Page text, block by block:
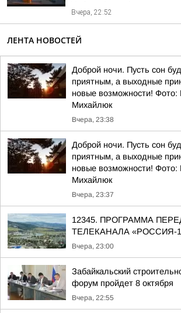
Вчера, 22:52
ЛЕНТА НОВОСТЕЙ
Доброй ночи. Пусть сон
приятным, а выходные
новые возможности! Фото:
Михайлюк
Вчера, 23:38
Доброй ночи. Пусть сон
приятным, а выходные
новые возможности! Фото:
Михайлюк
Вчера, 23:37
12345. ПРОГРАММА
ТЕЛЕКАНАЛА «РОССИЯ-
Вчера, 23:00
Забайкальский
форум пройдет 8 октября
Вчера, 22:55